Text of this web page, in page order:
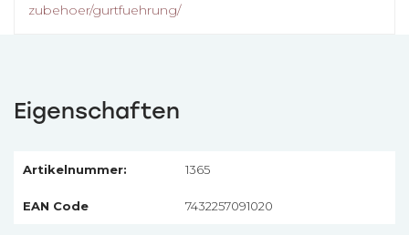
zubehoer/gurtfuehrung/
Eigenschaften
Artikelnummer: 1365
EAN Code 7432257091020